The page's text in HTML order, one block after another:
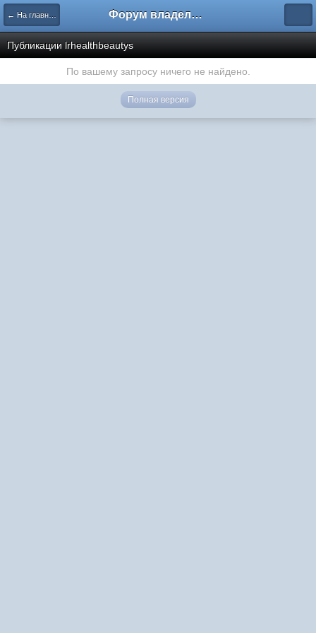
← На главную Форум владельцев интернет-магазинов
Публикации lrhealthbeautys
По вашему запросу ничего не найдено.
Полная версия